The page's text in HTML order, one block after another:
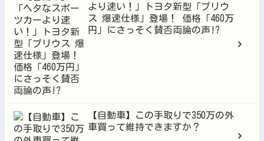
より速い！」トヨタ新型「プリウ
ス 爆速仕様」登場！ 価格「460万
円」にさっそく賛否両論の声!?
【自動車】この手取りで350万の外
車買って維持できますか？